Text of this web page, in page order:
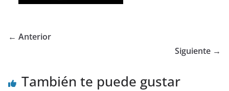
← Anterior
Siguiente →
También te puede gustar